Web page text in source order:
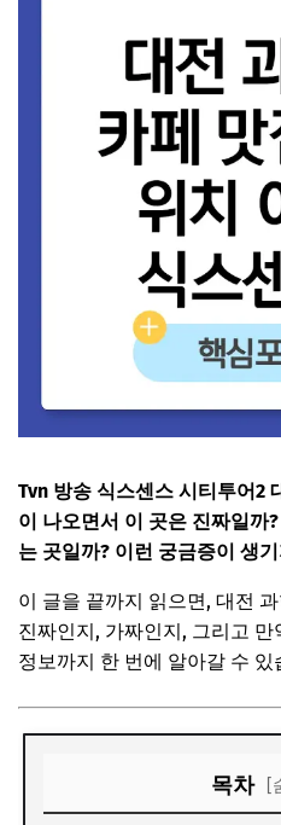
Tvn 방송 식스센스 시티투어2
이 나오면서 이 곳은 진짜일까
는 곳일까? 이런 궁금증이 생
이 글을 끝까지 읽으면, 대전
진짜인지, 가짜인지, 그리고
정보까지 한 번에 알아갈 수 있
목차 [